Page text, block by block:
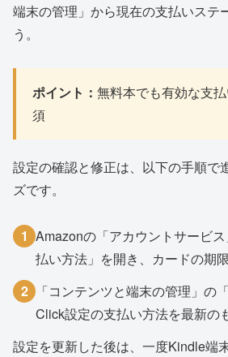
端末の管理」から現在の支払いステ
う。
ポイント： 無料本でも有効な支
須
設定の確認と修正は、以下の手順で
ズです。
1 Amazonの「アカウントサービ
払い方法」を開き、カードの期
2
「コンテンツと端末の管理」の
Click設定の支払い方法を最新の
設定を更新した後は、一度Kindle端